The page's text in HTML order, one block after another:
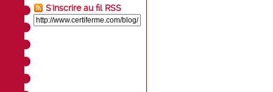
S'inscrire au fil RSS